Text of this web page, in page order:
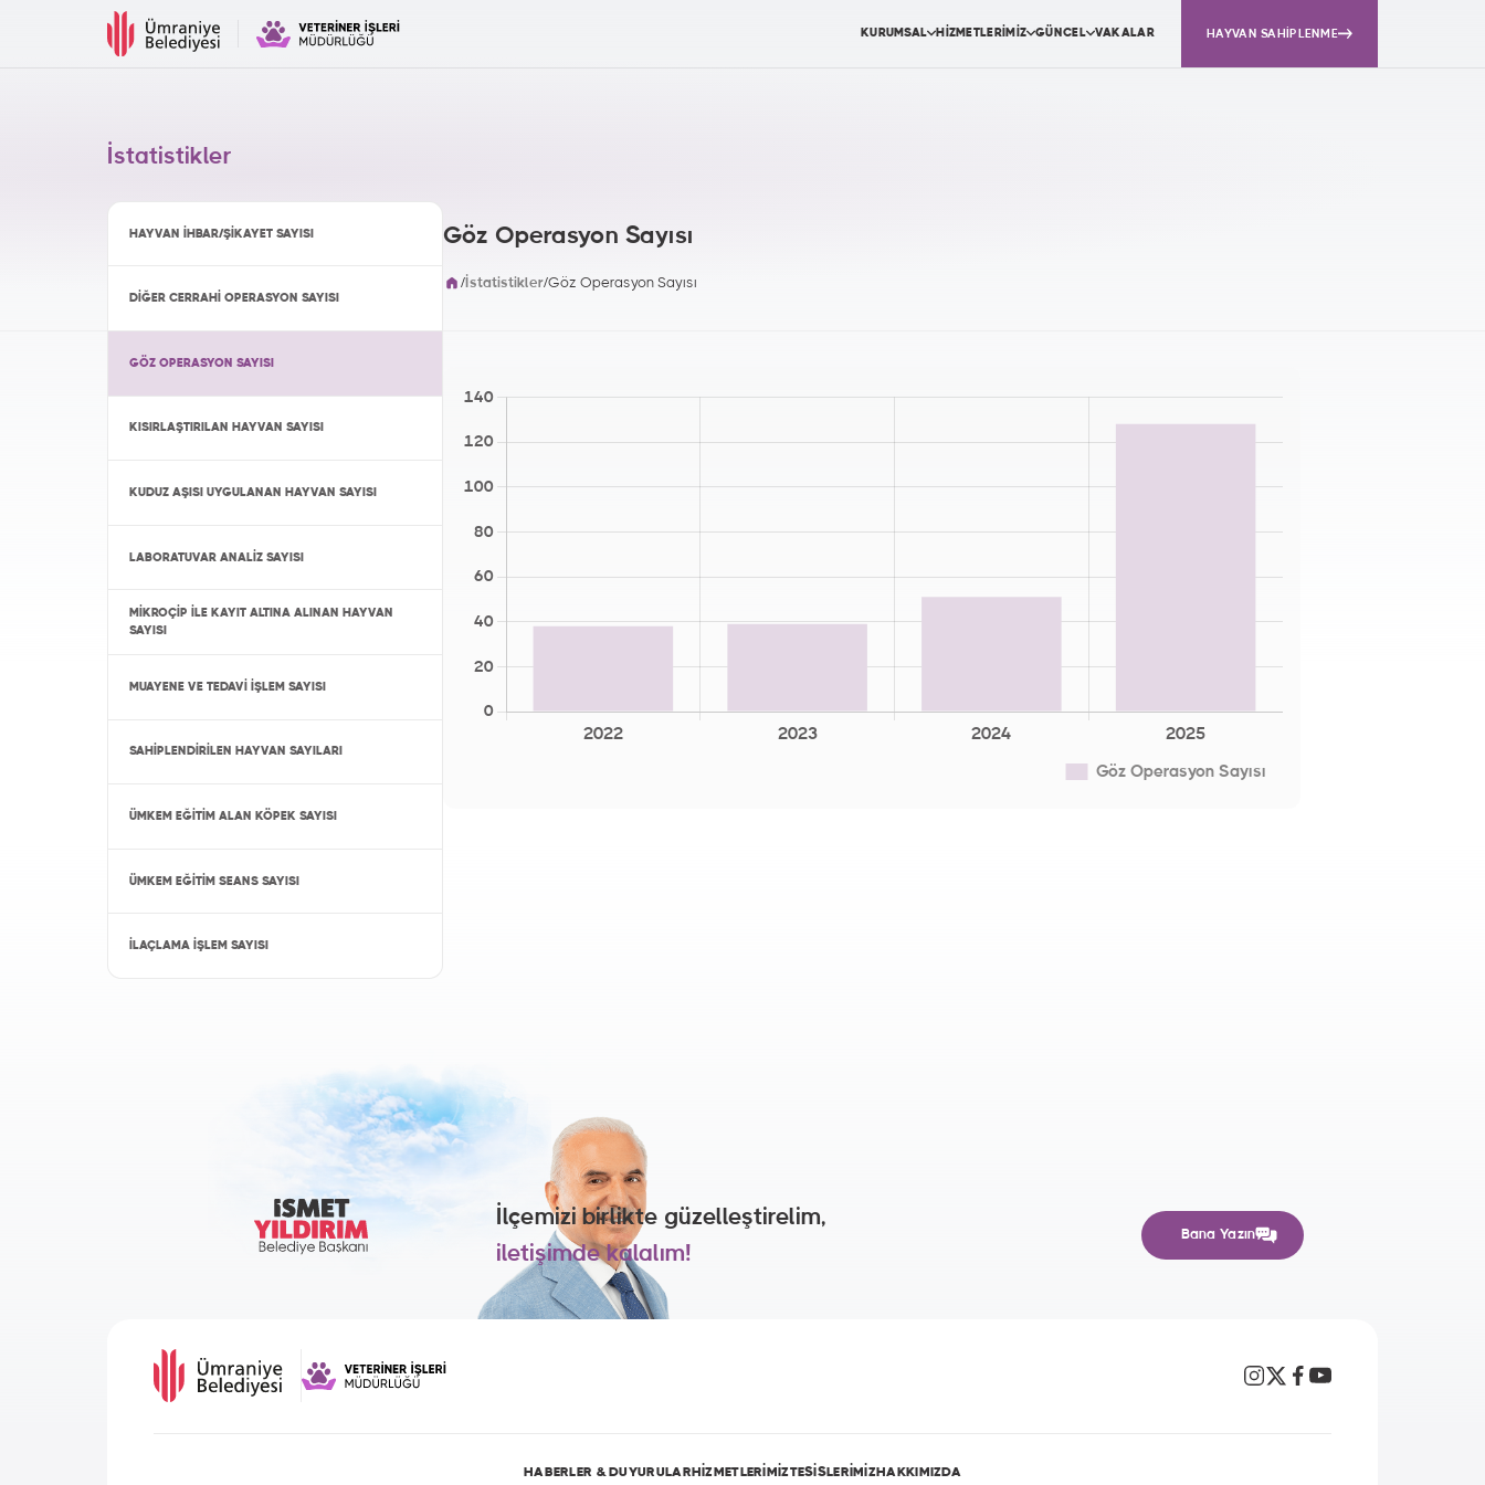
KURUMSAL HİZMETLERİMİZ GÜNCEL VAKALAR HAYVAN SAHİPLENME
İstatistikler
HAYVAN İHBAR/ŞIKAYET SAYISI
DIĞER CERRAHI OPERASYON SAYISI
GÖZ OPERASYON SAYISI
KISIRLAŞTIRILAN HAYVAN SAYISI
KUDUZ AŞISI UYGULANAN HAYVAN SAYISI
LABORATUVAR ANALIZ SAYISI
MIKROÇIP İLE KAYIT ALTINA ALINAN HAYVAN
SAYISI
MUAYENE VE TEDAVİ İŞLEM SAYISI
SAHIPLENDIRILEN HAYVAN SAYILARI
ÜMKEM EĞITIM ALAN KÖPEK SAYISI
ÜMKEM EĞITIM SEANS SAYISI
İLAÇLAMA İŞLEM SAYISI
Göz Operasyon Sayısı
/ İstatistikler/Göz Operasyon Sayısı
İlçemizi birlikte güzelleştirelim,
iletişimde kalalım!
Bana Yazın
HABERLER & DUYURULARHİZMETLERİMİZTESİSLERİMİZHAKKIMIZDA